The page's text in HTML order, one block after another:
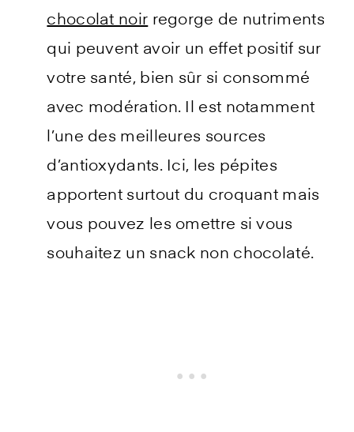
chocolat noir regorge de nutriments
qui peuvent avoir un effet positif sur
votre santé, bien sûr si consommé
avec modération. Il est notamment
l’une des meilleures sources
d’antioxydants. Ici, les pépites
apportent surtout du croquant mais
vous pouvez les omettre si vous
souhaitez un snack non chocolaté.